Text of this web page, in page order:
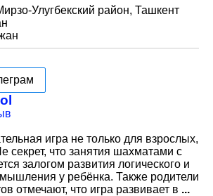
Улугбекский район, Ташкент
игра не только для взрослых,
секрет, что занятия шахматами с
залогом развития логического и
мышления у ребёнка. Также родители
отмечают, что игра развивает в ...